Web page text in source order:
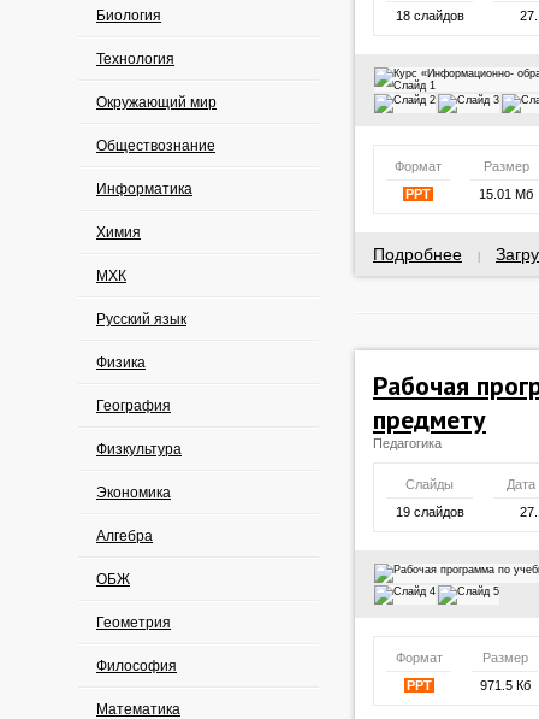
Биология
Технология
Окружающий мир
Обществознание
Информатика
Химия
МХК
Русский язык
Физика
География
Физкультура
Экономика
Алгебра
ОБЖ
Геометрия
Философия
Математика
18 слайдов
Формат
Размер
PPT
15.01 Мб
Подробнее
Рабочая
предмету
Педагогика
Слайды
Дата
19 слайдов
Формат
Размер
PPT
971.5 Кб